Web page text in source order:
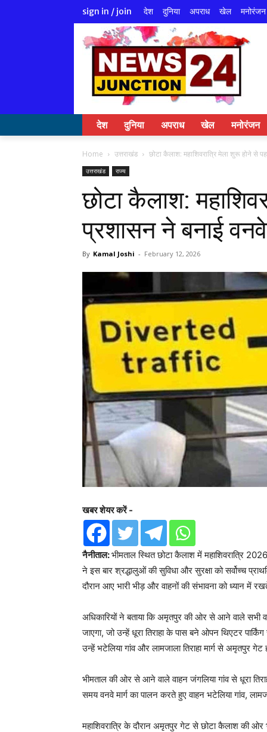
sign in / join देश दुनिया अपराध खेल मनोरंजन
देश दुनिया अपराध खेल मनोरंजन
Home उत्तराखंड छोटा कैलाश: महाशिवरात्रि मेला शुरू होने से
उत्तराखंड राज्य
छोटा कैलाश:
प्रशासन ने बनाई
By Kamal Joshi - February 12, 2026
खबर शेयर करें -
नैनीताल:भीमताल स्थित छोटा कैलाश में महाशिवरात्रि
ने इस बार श्रद्धालुओं की सुविधा और सुरक्षा को सर्वोच्च
दौरान आए भारी भीड़ और वाहनों की संभावना को ध्यान में
अधिकारियों ने बताया कि अमृतपुर की ओर से आने वाले सभी
जाएगा, जो उन्हें धूरा तिराहा के पास बने ओपन थिएटर
उन्हें भटेलिया गांव और लामजाला तिराहा मार्ग से अमृतपुर
भीमताल की ओर से आने वाले वाहन जंगलिया गांव से धूरा
समय वनवे मार्ग का पालन करते हुए वाहन भटेलिया गांव,
महाशिवरात्रि के दौरान अमृतपुर गेट से छोटा कैलाश की ओर